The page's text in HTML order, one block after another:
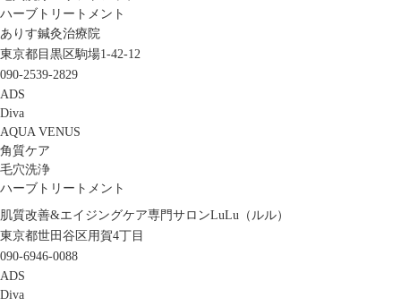
ハーブトリートメント
ありす鍼灸治療院
東京都目黒区駒場1-42-12
090-2539-2829
ADS
Diva
AQUA VENUS
角質ケア
毛穴洗浄
ハーブトリートメント
肌質改善&エイジングケア専門サロンLuLu（ルル）
東京都世田谷区用賀4丁目
090-6946-0088
ADS
Diva